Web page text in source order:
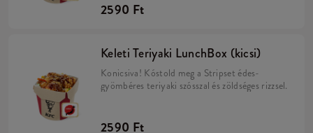
2590 Ft
Keleti Teriyaki LunchBox (kicsi)
Konicsiva! Kóstold meg a Stripset édes-
gyömbéres teriyaki szósszal és zöldséges rizzsel.
2590 Ft